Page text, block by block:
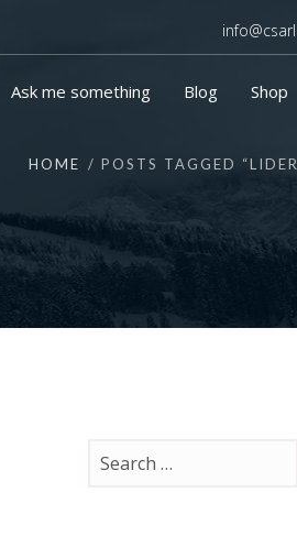
Ask me something Blog Shop
HOME POSTS TAGGED